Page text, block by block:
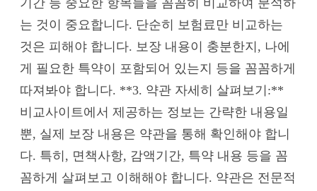
는 것이 중요합니다. 단순히 보험료만 비교하는
것은 피해야 합니다. 보장 내용이 충분한지, 나에
게 필요한 특약이 포함되어 있는지 등을 꼼꼼하게
따져봐야 합니다. **3. 약관 자세히 살펴보기:**
비교사이트에서 제공하는 정보는 간략한 내용일
뿐, 실제 보장 내용은 약관을 통해 확인해야 합니
다. 특히, 면책사항, 감액기간, 특약 내용 등을 꼼
꼼하게 살펴보고 이해해야 합니다. 약관은 전문적